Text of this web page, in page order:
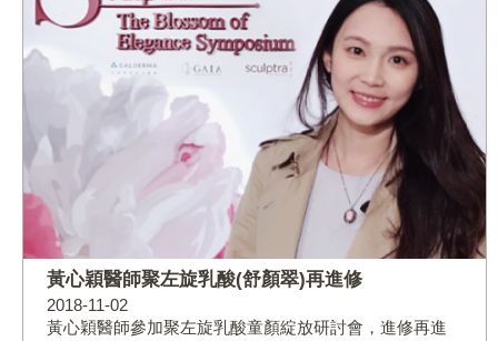
黃心穎醫師聚左旋乳酸(舒顏翠)再進修
2018-11-02
黃心穎醫師參加聚左旋乳酸童顏綻放研討會，進修再進